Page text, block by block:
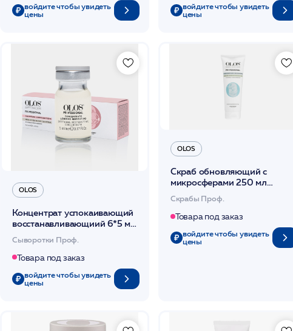
войдите чтобы увидеть
цены
войдите чтобы увидеть
цены
OLOS
Концентрат успокаивающий
восстанавливающиий 6*5 мл
Сыворотки Проф.
Товара под заказ
войдите чтобы увидеть
цены
OLOS
Скраб обновляющий с
микросферами 250 мл
/OLOS
Скрабы Проф.
Товара под заказ
войдите чтобы увидеть
цены